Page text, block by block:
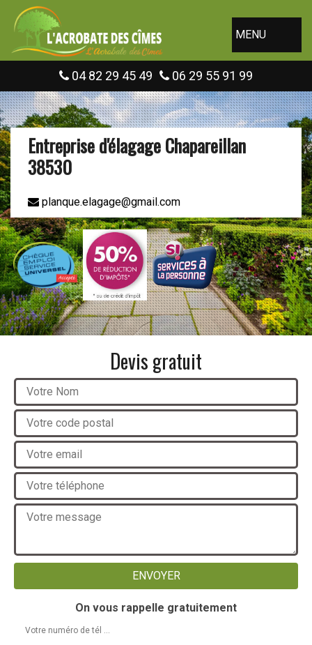
MENU
04 82 29 45 49 06 29 55 91 99
Entreprise d'élagage Chapareillan
38530
planque.elagage@gmail.com
Devis gratuit
On vous rappelle gratuitement